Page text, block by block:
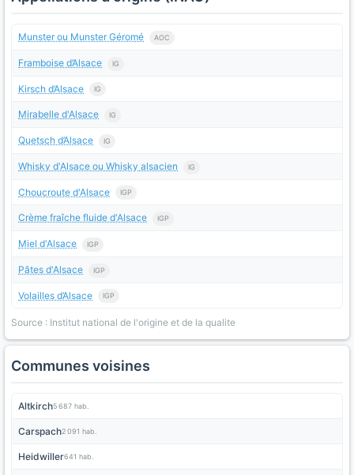
Munster ou Munster Géromé AOC
Framboise d’Alsace IG
Kirsch d’Alsace IG
Mirabelle d'Alsace IG
Quetsch d’Alsace IG
Whisky d'Alsace ou Whisky alsacien IG
Choucroute d'Alsace IGP
Crème fraîche fluide d'Alsace IGP
Miel d'Alsace IGP
Pâtes d'Alsace IGP
Volailles d’Alsace IGP
Source : Institut national de l'origine et de la qualite
Communes voisines
Altkirch5 687 hab.
Carspach2 091 hab.
Heidwiller641 hab.